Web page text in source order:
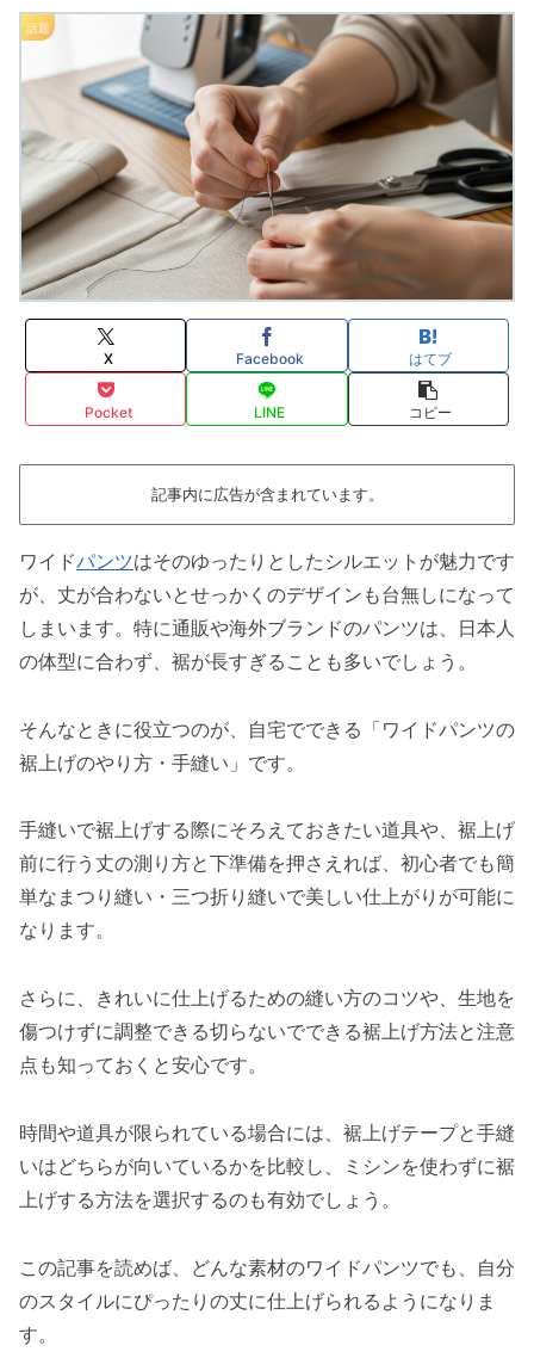
話題
X Facebook はてブ
Pocket LINE コピー
記事内に広告が含まれています。
ワイドパンツはそのゆったりとしたシルエットが魅力です
が、丈が合わないとせっかくのデザインも台無しになって
しまいます。特に通販や海外ブランドのパンツは、日本人
の体型に合わず、裾が長すぎることも多いでしょう。
そんなときに役立つのが、自宅でできる「ワイドパンツの
裾上げのやり方・手縫い」です。
手縫いで裾上げする際にそろえておきたい道具や、裾上げ
前に行う丈の測り方と下準備を押さえれば、初心者でも簡
単なまつり縫い・三つ折り縫いで美しい仕上がりが可能に
なります。
さらに、きれいに仕上げるための縫い方のコツや、生地を
傷つけずに調整できる切らないでできる裾上げ方法と注意
点も知っておくと安心です。
時間や道具が限られている場合には、裾上げテープと手縫
いはどちらが向いているかを比較し、ミシンを使わずに裾
上げする方法を選択するのも有効でしょう。
この記事を読めば、どんな素材のワイドパンツでも、自分
のスタイルにぴったりの丈に仕上げられるようになりま
す。